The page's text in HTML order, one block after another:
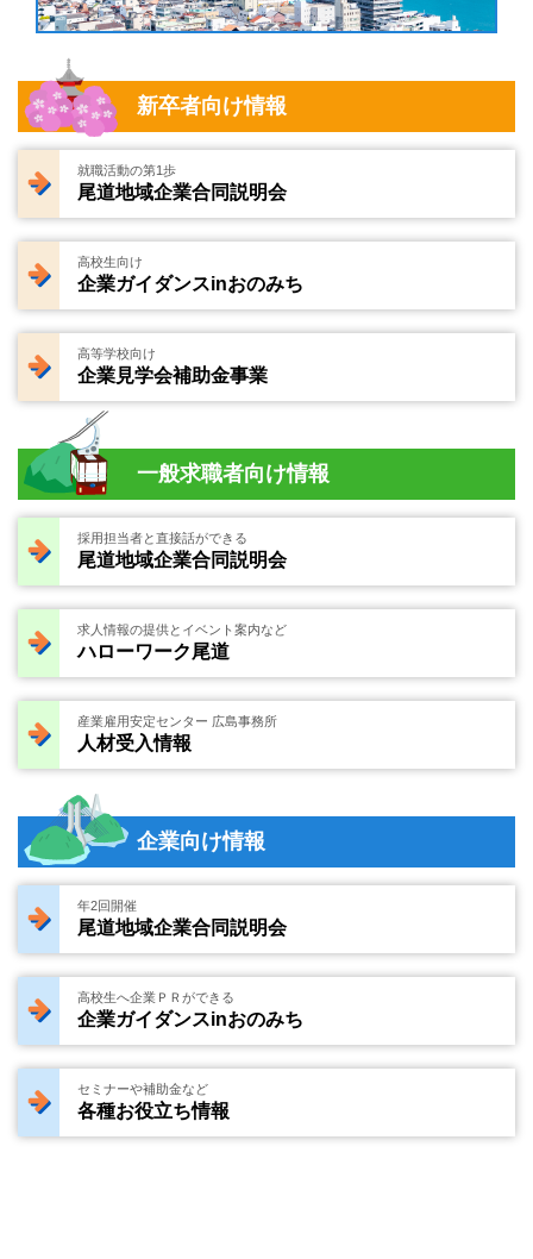
新卒者向け情報
就職活動の第1歩
尾道地域企業合同説明会
高校生向け
企業ガイダンスinおのみち
高等学校向け
企業見学会補助金事業
一般求職者向け情報
採用担当者と直接話ができる
尾道地域企業合同説明会
求人情報の提供とイベント案内など
ハローワーク尾道
産業雇用安定センター 広島事務所
人材受入情報
企業向け情報
年2回開催
尾道地域企業合同説明会
高校生へ企業ＰＲができる
企業ガイダンスinおのみち
セミナーや補助金など
各種お役立ち情報